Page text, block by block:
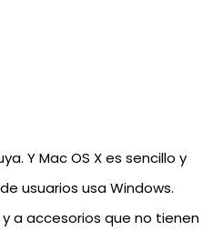
Y Mac OS X es sencillo y
usuarios usa Windows.
a accesorios que no tienen